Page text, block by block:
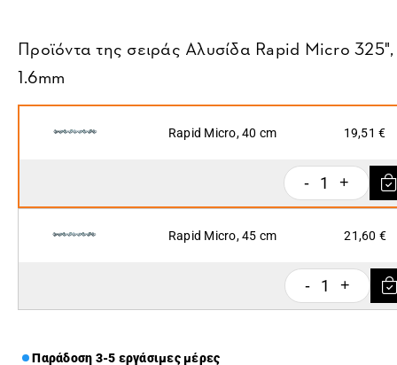
Προϊόντα της σειράς Αλυσίδα Rapid Micro 325",
1.6mm
Rapid Micro, 40 cm 19,51 €
- 1 +
Rapid Micro, 45 cm 21,60 €
- 1 +
Παράδοση 3-5 εργάσιμες μέρες